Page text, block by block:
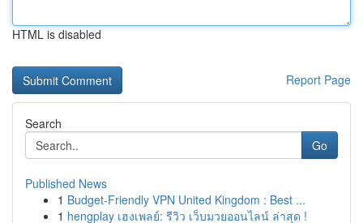
HTML is disabled
Report Page
Search
Go
Published News
1 Budget-Friendly VPN United Kingdom : Best ...
1 hengplay เฮงเพลย์: รีวิว เว็บมวยออนไลน์ ล่าสุด !